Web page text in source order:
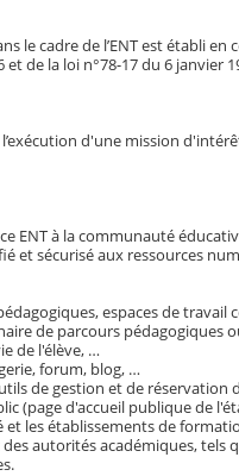
le cadre de l’ENT est établi
de la loi n°78-17 du 6 janvier
d'une mission
à la communauté
et sécurisé aux ressources
espaces de
de parcours
de l'élève, …
forum, blog, …
de gestion et de réservation
(page d'accueil publique de
les établissements de
autorités académiques,